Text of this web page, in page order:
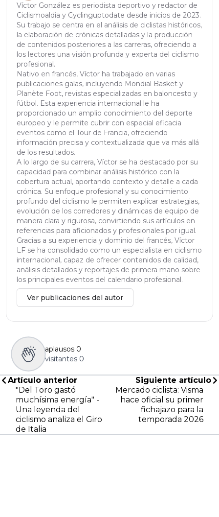
Víctor González es periodista deportivo y redactor de
Ciclismoaldia y Cyclinguptodate desde inicios de 2023.
Su trabajo se centra en el análisis de ciclistas históricos,
la elaboración de crónicas detalladas y la producción
de contenidos posteriores a las carreras, ofreciendo a
los lectores una visión profunda y experta del ciclismo
profesional.
Nativo en francés, Víctor ha trabajado en varias
publicaciones galas, incluyendo Mondial Basket y
Planète Foot, revistas especializadas en baloncesto y
fútbol. Esta experiencia internacional le ha
proporcionado un amplio conocimiento del deporte
europeo y le permite cubrir con especial eficacia
eventos como el Tour de Francia, ofreciendo
información precisa y contextualizada que va más allá
de los resultados.
A lo largo de su carrera, Víctor se ha destacado por su
capacidad para combinar análisis histórico con la
cobertura actual, aportando contexto y detalle a cada
crónica. Su enfoque profesional y su conocimiento
profundo del ciclismo le permiten explicar estrategias,
evolución de los corredores y dinámicas de equipo de
manera clara y rigurosa, convirtiendo sus artículos en
referencias para aficionados y profesionales por igual.
Gracias a su experiencia y dominio del francés, Víctor
LF se ha consolidado como un especialista en ciclismo
internacional, capaz de ofrecer contenidos de calidad,
análisis detallados y reportajes de primera mano sobre
los principales eventos del calendario profesional.
Ver publicaciones del autor
aplausos 0
visitantes 0
Artículo anterior
"Del Toro gastó
muchísima energía" -
Una leyenda del
ciclismo analiza el Giro
de Italia
Siguiente artículo
Mercado ciclista: Visma
hace oficial su primer
fichajazo para la
temporada 2026